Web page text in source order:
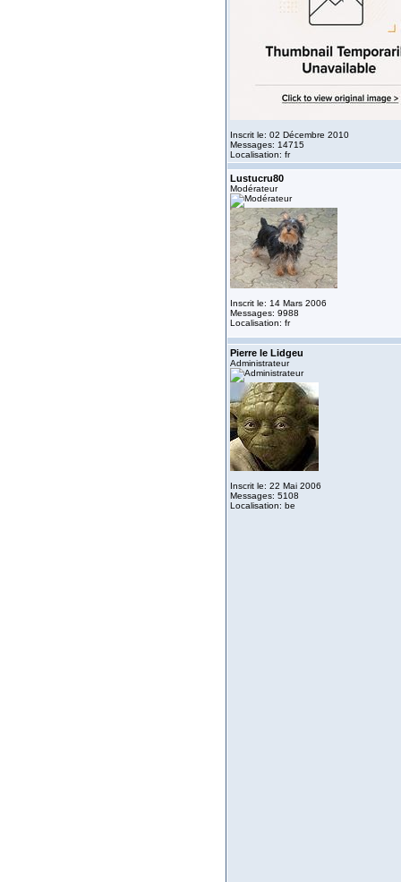
Inscrit le: 02 Décembre 2010
Messages: 14715
Localisation: fr
Lustucru80
Modérateur
Inscrit le: 14 Mars 2006
Messages: 9988
Localisation: fr
Pierre le Lidgeu
Administrateur
Inscrit le: 22 Mai 2006
Messages: 5108
Localisation: be